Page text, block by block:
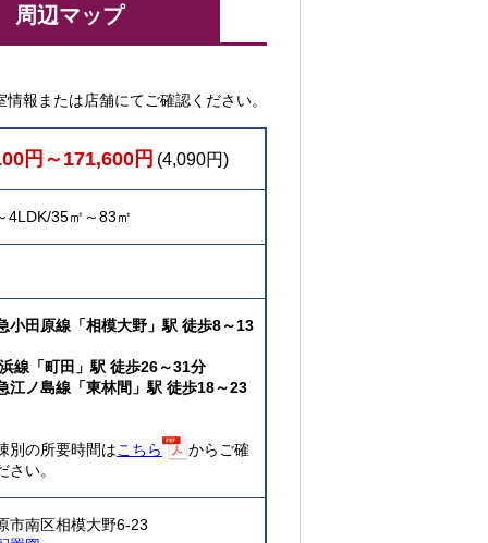
周辺マップ
報または店舗にてご確認ください。
円～171,600円 (4,090円)
4LDK/35㎡～83㎡
小田原線「相模大野」駅 徒歩8～13
線「町田」駅 徒歩26～31分
江ノ島線「東林間」駅 徒歩18～23
別の所要時間はこちら
からご確
さい。
市南区相模大野6-23